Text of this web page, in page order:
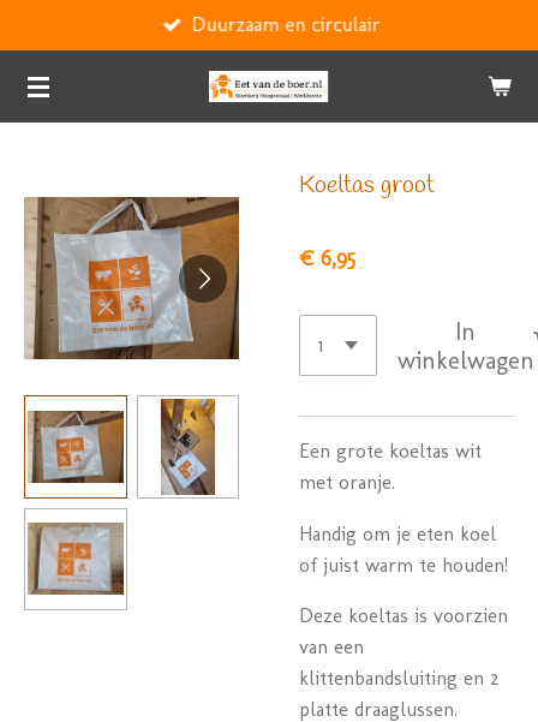
direct
naar
de
Duurzaam en circulair
Koeltas groot
€ 6,95
In
winkelwagen
Een grote koeltas wit
met oranje.
Handig om je eten koel
of juist warm te houden!
Deze koeltas is voorzien
van een
klittenbandsluiting en 2
platte draaglussen.